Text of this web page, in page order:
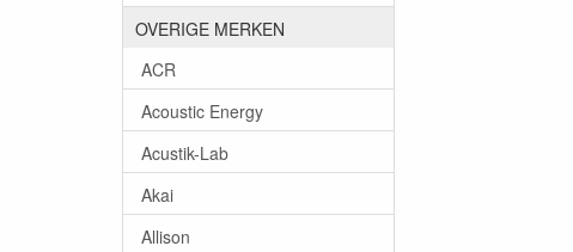
OVERIGE MERKEN
ACR
Acoustic Energy
Acustik-Lab
Akai
Allison